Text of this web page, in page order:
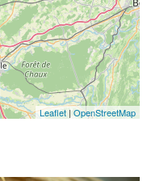
Leaflet |OpenStreetMap